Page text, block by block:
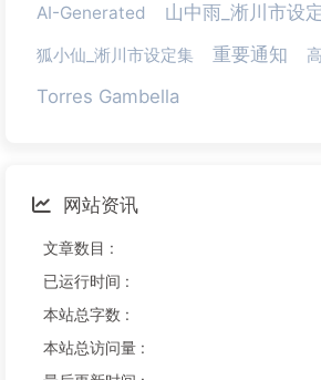
AI-Generated 山中雨_淅川市设
狐小仙_淅川市设定集 重要通知
Torres Gambella
网站资讯
文章数目 :
已运行时间 :
本站总字数 :
本站总访问量 :